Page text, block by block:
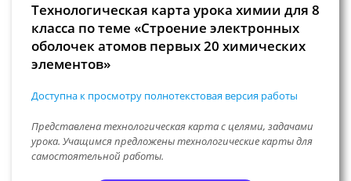
Технологическая карта урока химии для 8
класса по теме «Строение электронных
оболочек атомов первых 20 химических
элементов»
Доступна к просмотру полнотекстовая версия работы
Представлена технологическая карта с целями, задачами
урока. Учащимся предложены технологические карты для
самостоятельной работы.